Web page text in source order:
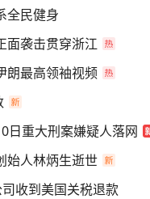
全民健身
面袭击贯穿浙江
朗最高领袖视频
日重大刑案嫌疑人落网
始人林炳生逝世
收到美国关税退款